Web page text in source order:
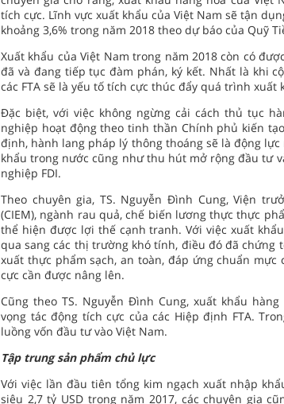
tích cực. Lĩnh vực xuất khẩu của Việt Nam sẽ tận
khoảng 3,6% trong năm 2018 theo dự báo của Quỹ
Xuất khẩu của Việt Nam trong năm 2018 còn có
đã và đang tiếp tục đàm phán, ký kết. Nhất là khi
các FTA sẽ là yếu tố tích cực thúc đẩy quá trình xuất
Đặc biệt, với việc không ngừng cải cách thủ tục
nghiệp hoạt động theo tinh thần Chính phủ kiến
định, hành lang pháp lý thông thoáng sẽ là động
khẩu trong nước cũng như thu hút mở rộng đầu tư
nghiệp FDI.
Theo chuyên gia, TS. Nguyễn Đình Cung, Viện
(CIEM), ngành rau quả, chế biến lương thực thực
thể hiện được lợi thế cạnh tranh. Với việc xuất
qua sang các thị trường khó tính, điều đó đã chứng
xuất thực phẩm sạch, an toàn, đáp ứng chuẩn
cực cần được nâng lên.
Cũng theo TS. Nguyễn Đình Cung, xuất khẩu
vọng tác động tích cực của các Hiệp định FTA.
luồng vốn đầu tư vào Việt Nam.
Tập trung sản phẩm chủ lực
Với việc lần đầu tiên tổng kim ngạch xuất nhập
siêu 2,7 tỷ USD trong năm 2017, các chuyên gia